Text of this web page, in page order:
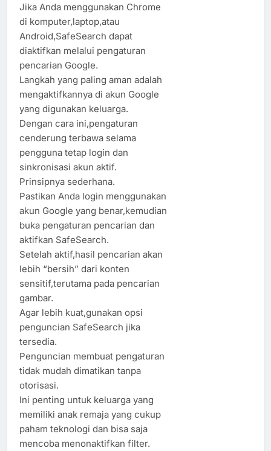
Jika Anda menggunakan Chrome
di komputer,laptop,atau
Android,SafeSearch dapat
diaktifkan melalui pengaturan
pencarian Google.
Langkah yang paling aman adalah
mengaktifkannya di akun Google
yang digunakan keluarga.
Dengan cara ini,pengaturan
cenderung terbawa selama
pengguna tetap login dan
sinkronisasi akun aktif.
Prinsipnya sederhana.
Pastikan Anda login menggunakan
akun Google yang benar,kemudian
buka pengaturan pencarian dan
aktifkan SafeSearch.
Setelah aktif,hasil pencarian akan
lebih “bersih” dari konten
sensitif,terutama pada pencarian
gambar.
Agar lebih kuat,gunakan opsi
penguncian SafeSearch jika
tersedia.
Penguncian membuat pengaturan
tidak mudah dimatikan tanpa
otorisasi.
Ini penting untuk keluarga yang
memiliki anak remaja yang cukup
paham teknologi dan bisa saja
mencoba menonaktifkan filter.